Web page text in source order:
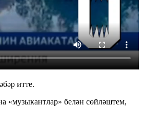
итте.
«музыкантлар» белән сөйләштем,